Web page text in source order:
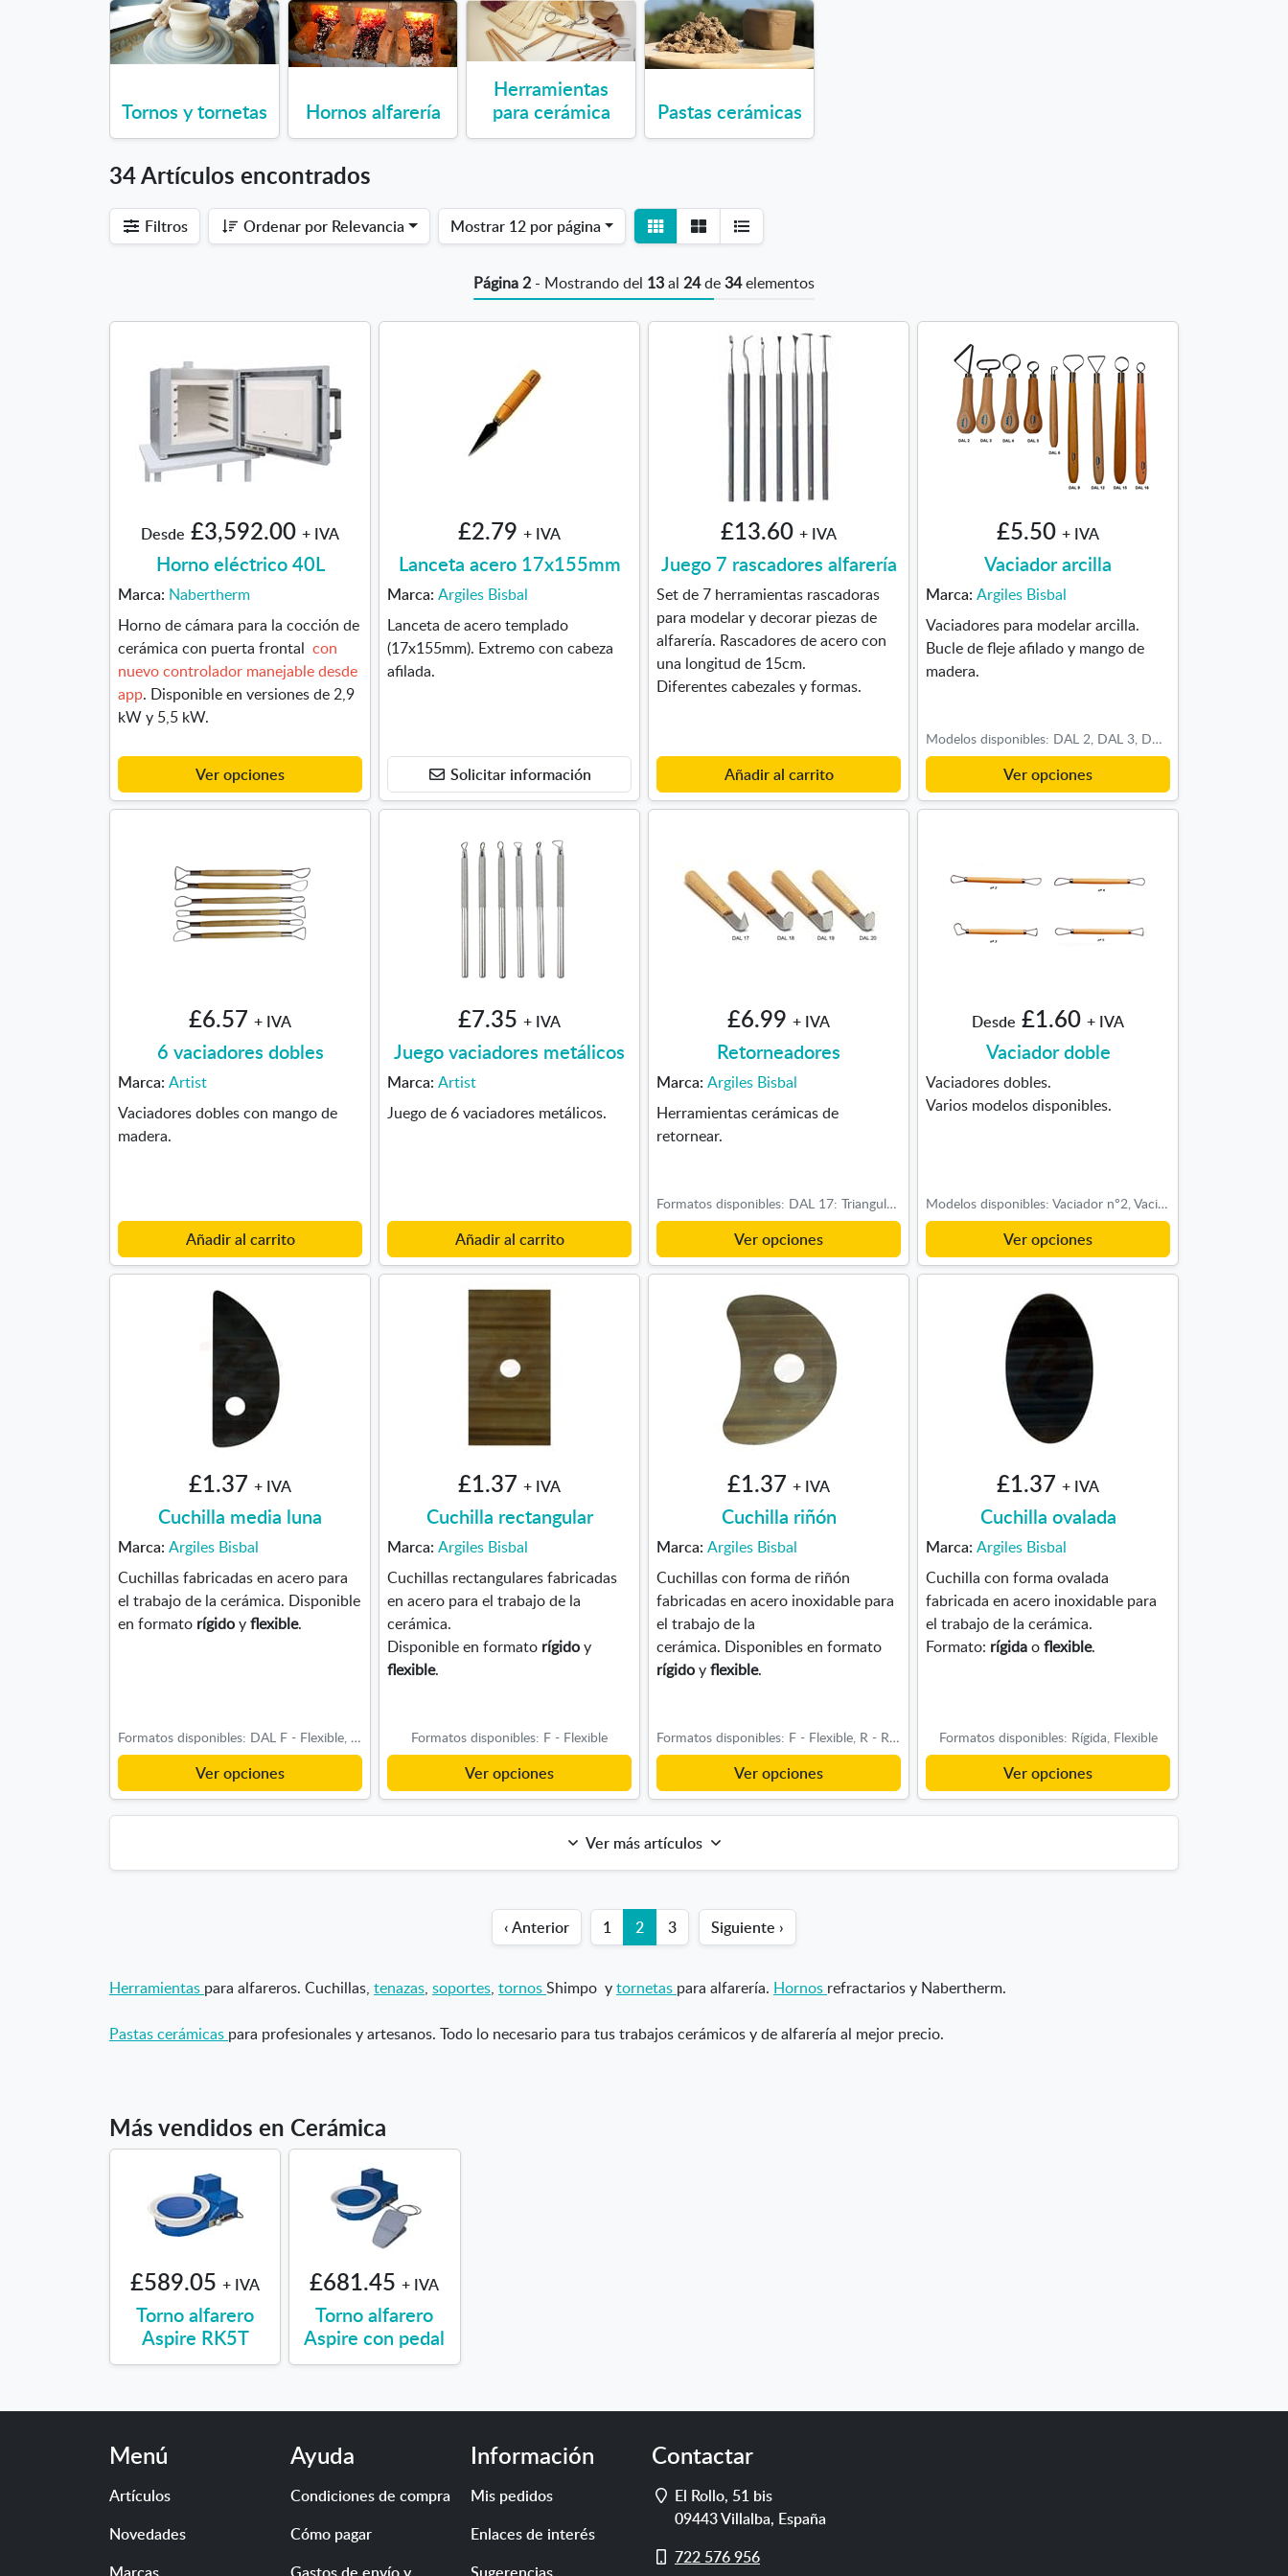
Tornos y tornetas Hornos alfarería
Herramientas
para cerámica
Pastas cerámicas
34 Artículos encontrados
Filtros Ordenar por Relevancia Mostrar 12 por página
detallelistado
Página 2 - Mostrando del 13al 24de34elementos
Desde £3,592.00 + IVA
Horno eléctrico 40L
Marca: Nabertherm
Horno de cámara para la cocción de
cerámica con puerta frontal con
nuevo controlador manejable desde
app. Disponible en versiones de 2,9
kW y 5,5 kW.
Ver opciones
£2.79 + IVA
Lanceta acero 17x155mm
Marca: Argiles Bisbal
Lanceta de acero templado
(17x155mm). Extremo con cabeza
afilada.
Solicitar información
£13.60 + IVA
Juego 7 rascadores alfarería
Set de 7 herramientas rascadoras
para modelar y decorar piezas de
alfarería. Rascadores de acero con
una longitud de 15cm.
Diferentes cabezales y formas.
Añadir al carrito
£5.50 + IVA
Vaciador arcilla
Marca: Argiles Bisbal
Vaciadores para modelar arcilla.
Bucle de fleje afilado y mango de
madera.
Modelos disponibles: DAL 2, DAL 3, DAL 4, DAL 5, DAL 6, DAL 9, DAL 15, DAL 16
Ver opciones
£6.57 + IVA
6 vaciadores dobles
Marca: Artist
Vaciadores dobles con mango de
madera.
Añadir al carrito
£7.35 + IVA
Juego vaciadores metálicos
Marca: Artist
Juego de 6 vaciadores metálicos.
Añadir al carrito
£6.99 + IVA
Retorneadores
Marca: Argiles Bisbal
Herramientas cerámicas de
retornear.
Formatos disponibles: DAL 17: Triangular, DAL 18 - Puntiaguda, DAL 19 - Rectangular, DAL 20 - Redondeada
Ver opciones
Desde £1.60 + IVA
Vaciador doble
Vaciadores dobles.
Varios modelos disponibles.
Modelos disponibles: Vaciador nº2, Vaciador nº3, Vaciador nº4, Vaciador nº5
Ver opciones
£1.37 + IVA
Cuchilla media luna
Marca: Argiles Bisbal
Cuchillas fabricadas en acero para
el trabajo de la cerámica. Disponible
en formato rígidoyflexible.
Formatos disponibles: DAL F - Flexible, DAL R - Rígida
Ver opciones
£1.37 + IVA
Cuchilla rectangular
Marca: Argiles Bisbal
Cuchillas rectangulares fabricadas
en acero para el trabajo de la
cerámica.
Disponible en formato rígidoy
flexible.
Formatos disponibles: F - Flexible
Ver opciones
£1.37 + IVA
Cuchilla riñón
Marca: Argiles Bisbal
Cuchillas con forma de riñón
fabricadas en acero inoxidable para
el trabajo de la
cerámica. Disponibles en formato
rígidoyflexible.
Formatos disponibles: F - Flexible, R - Rígida
Ver opciones
£1.37 + IVA
Cuchilla ovalada
Marca: Argiles Bisbal
Cuchilla con forma ovalada
fabricada en acero inoxidable para
el trabajo de la cerámica.
Formato: rígidaoflexible.
Formatos disponibles: Rígida, Flexible
Ver opciones
Ver más artículos
‹ Anterior 1 2 3 Siguiente ›
Herramientas para alfareros. Cuchillas, tenazas, soportes, tornosShimpo ytornetas para alfarería. Hornos refractarios y Nabertherm.
Pastas cerámicas para profesionales y artesanos. Todo lo necesario para tus trabajos cerámicos y de alfarería al mejor precio.
Más vendidos en Cerámica
£589.05 + IVA
Torno alfarero
Aspire RK5T
£681.45 + IVA
Torno alfarero
Aspire con pedal
Menú
Artículos
Novedades
Ayuda
Condiciones de compra
Cómo pagar
Información
Mis pedidos
Enlaces de interés
Contactar
Dirección
El Rollo, 51 bis
09443Villalba, España
Móvil
722 576 956